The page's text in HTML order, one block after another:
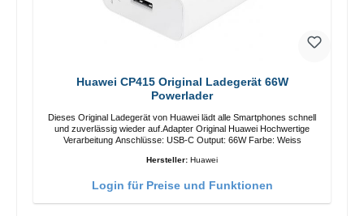
Huawei CP415 Original Ladegerät 66W
Powerlader
Dieses Original Ladegerät von Huawei lädt alle Smartphones schnell
und zuverlässig wieder auf.Adapter Original Huawei Hochwertige
Verarbeitung Anschlüsse: USB-C Output: 66W Farbe: Weiss
Hersteller: Huawei
Login für Preise und Funktionen